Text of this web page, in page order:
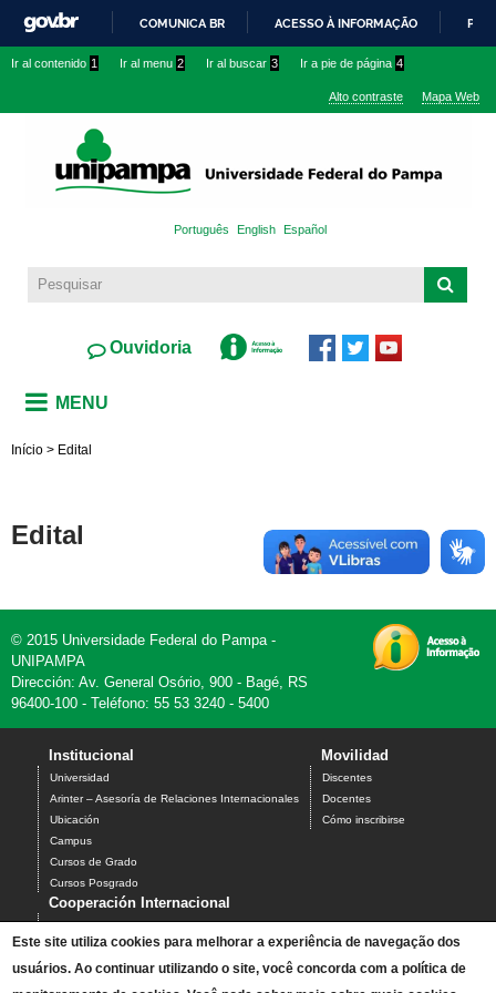
principal
IR
O
COMUNICA BR ACESSO À INFORMAÇÃO
Ir al contenido 1 Ir al menu 2 Ir al buscar 3 Ir a pie de página 4
Alto contraste Mapa Web
Português English Español
Ouvidoria
MENU
Início > Edital
Edital
© 2015 Universidade Federal do Pampa -
UNIPAMPA
Dirección: Av. General Osório, 900 - Bagé, RS
96400-100 - Teléfono: 55 53 3240 - 5400
Institucional
Universidad
Arinter – Asesoría de Relaciones Internacionales
Ubicación
Campus
Cursos de Grado
Cursos Posgrado
Movilidad
Discentes
Docentes
Cómo inscribirse
Cooperación Internacional
Ciencia sin Fronteras
Santander Universidades
BraCol
Este site utiliza cookies para melhorar a experiência de navegação dos
usuários. Ao continuar utilizando o site, você concorda com a política de